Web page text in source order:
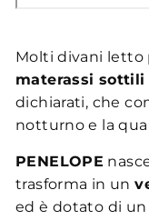
Molti divani letto
materassi sottili
dichiarati, che
notturno e la
PENELOPE
trasforma in un
ed è dotato di un